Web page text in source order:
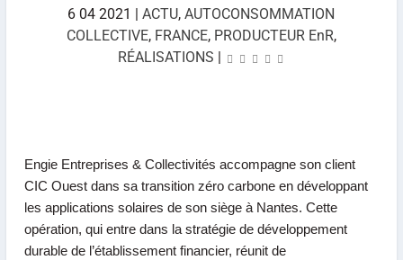
6 04 2021 |ACTU,AUTOCONSOMMATION
COLLECTIVE, FRANCE, PRODUCTEUR EnR,
RÉALISATIONS |
Engie Entreprises & Collectivités accompagne son client
CIC Ouest dans sa transition zéro carbone en développant
les applications solaires de son siège à Nantes. Cette
opération, qui entre dans la stratégie de développement
durable de l’établissement financier, réunit de